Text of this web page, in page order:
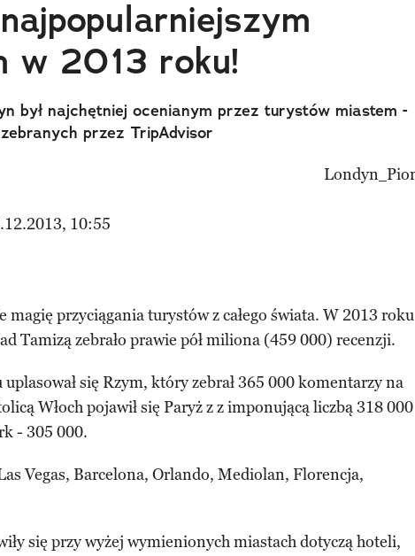
w 2013 roku!
był najchętniej ocenianym przez turystów miastem -
przez TripAdvisor
10:55
przyjaciela
magię przyciągania turystów z całego świata. W 2013 roku
Tamizą zebrało prawie pół miliona (459 000) recenzji.
się Rzym, który zebrał 365 000 komentarzy na
Włoch pojawił się Paryż z z imponującą liczbą 318 000
- 305 000.
Vegas, Barcelona, Orlando, Mediolan, Florencja,
się przy wyżej wymienionych miastach dotyczą hoteli,